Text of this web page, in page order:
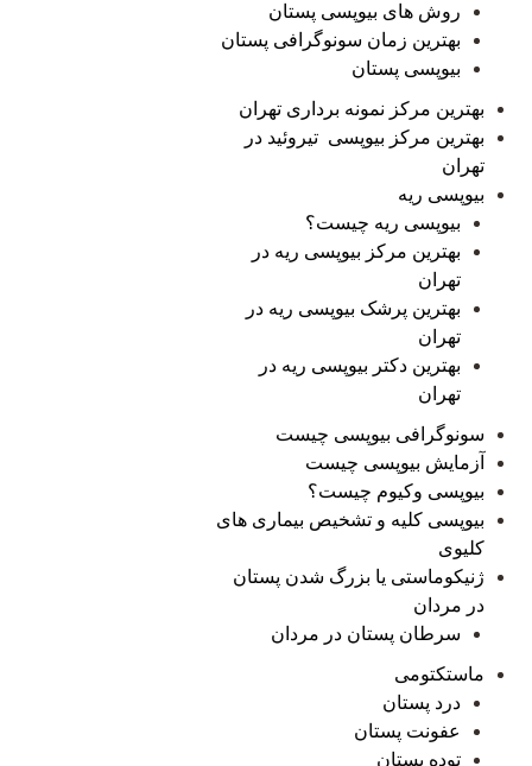
روش های بیوپسی پستان
بهترین زمان سونوگرافی پستان
بیوپسی پستان
بهترین مرکز نمونه برداری تهران
بهترین مرکز بیوپسی تیروئید در
تهران
بیوپسی ریه
بیوپسی ریه چیست؟
بهترین مرکز بیوپسی ریه در
تهران
بهترین پرشک بیوپسی ریه در
تهران
بهترین دکتر بیوپسی ریه در
تهران
سونوگرافی بیوپسی چیست
آزمایش بیوپسی چیست
بیوپسی وکیوم چیست؟
بیوپسی کلیه و تشخیص بیماری های
کلیوی
ژنیکوماستی یا بزرگ شدن پستان
در مردان
سرطان پستان در مردان
ماستکتومی
درد پستان
عفونت پستان
توده پستان